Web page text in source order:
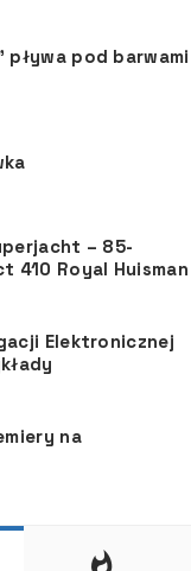
pływa pod barwami
– 85-
410 Royal Huisman
Elektronicznej
na